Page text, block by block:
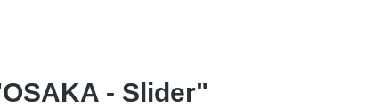
- Slider"